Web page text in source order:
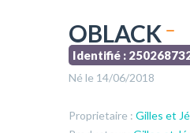
OBLACK
Identifié :
Né le 14/06/2018
Proprietaire : Gilles et